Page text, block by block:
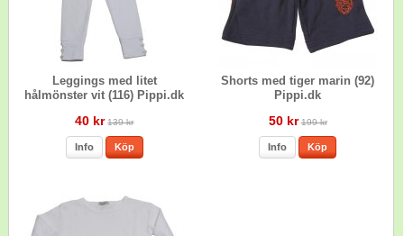
Leggings med litet
hålmönster vit (116) Pippi.dk
40 kr 139 kr
Info Köp
Shorts med tiger marin (92)
Pippi.dk
50 kr 199 kr
Info Köp